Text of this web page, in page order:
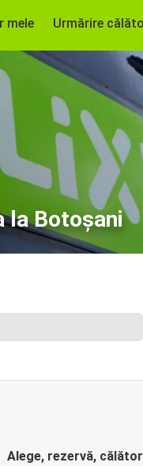
mele Urmărire
la Botoșani
Alege, rezervă,